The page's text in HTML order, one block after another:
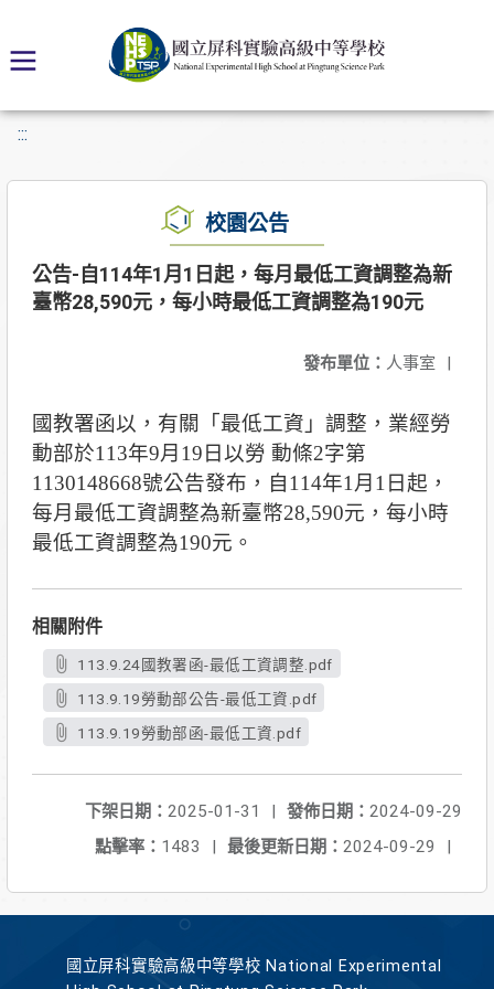
:::
校園公告
公告-自114年1月1日起，每月最低工資調整為新
臺幣28,590元，每小時最低工資調整為190元
發布單位： 人事室 |
國教署函以 ，有關「最低工資」調整，業經勞
動部於113年9月19日以勞 動條2字第
1130148668號公告發布，自114年1月1日起，
每月最低工資調整為新臺幣28,590元，每小時
最低工資調整為190元。
相關附件
113.9.24國教署函-最低工資調整.pdf
113.9.19勞動部公告-最低工資.pdf
113.9.19勞動部函-最低工資.pdf
發佈日期： 2024-09-29
下架日期： 2025-01-31
|
最後更新日期： 2024-09-29 |
點擊率： 1483 |
國立屏科實驗高級中等學校 National Experimental